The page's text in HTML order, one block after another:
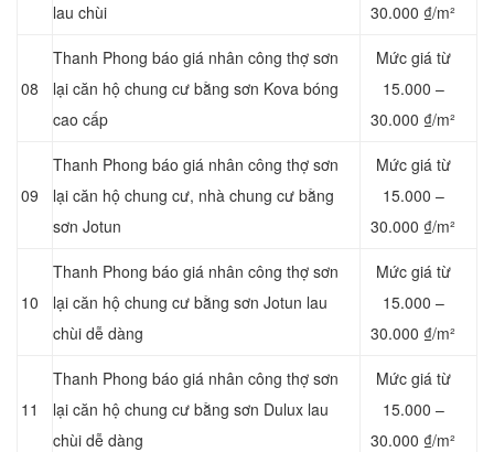
lau chùi
30.000 ₫/m²
08
Thanh Phong báo giá nhân công thợ sơn
lại căn hộ chung cư bằng sơn Kova bóng
cao cấp
Mức giá từ
15.000 –
30.000 ₫/m²
09
Thanh Phong báo giá nhân công thợ sơn
lại căn hộ chung cư, nhà chung cư bằng
sơn Jotun
Mức giá từ
15.000 –
30.000 ₫/m²
10
Thanh Phong báo giá nhân công thợ sơn
lại căn hộ chung cư bằng sơn Jotun lau
chùi dễ dàng
Mức giá từ
15.000 –
30.000 ₫/m²
11
Thanh Phong báo giá nhân công thợ sơn
lại căn hộ chung cư bằng sơn Dulux lau
chùi dễ dàng
Mức giá từ
15.000 –
30.000 ₫/m²